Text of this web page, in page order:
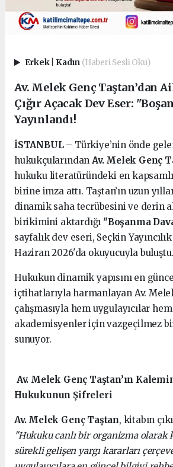
Erkek Kadın (Haberi Sesli Oku)
Av. Melek Genç Taştan’dan
Çığır Açacak Dev Eser:
Yayınlandı!
İSTANBUL– Türkiye’nin önde
hukukçularından Av. Melek Genç
hukuku literatüründeki en
birine imza attı. Taştan’ın uzun
dinamik saha tecrübesini ve derin
birikimini aktardığı "Boşanma
sayfalık dev eseri, Seçkin
Haziran 2026'da okuyucuyla buluştu.
Hukukun dinamik yapısını en
içtihatlarıyla harmanlayan Av.
çalışmasıyla hem uygulayıcılar
akademisyenler için vazgeçilmez
sunuyor.
Av. Melek Genç Taştan’ın
Hukukunun Şifreleri
Av. Melek Genç Taştan, kitabın
"Hukuku canlı bir organizma olarak
sürekli gelişen yargı kararları